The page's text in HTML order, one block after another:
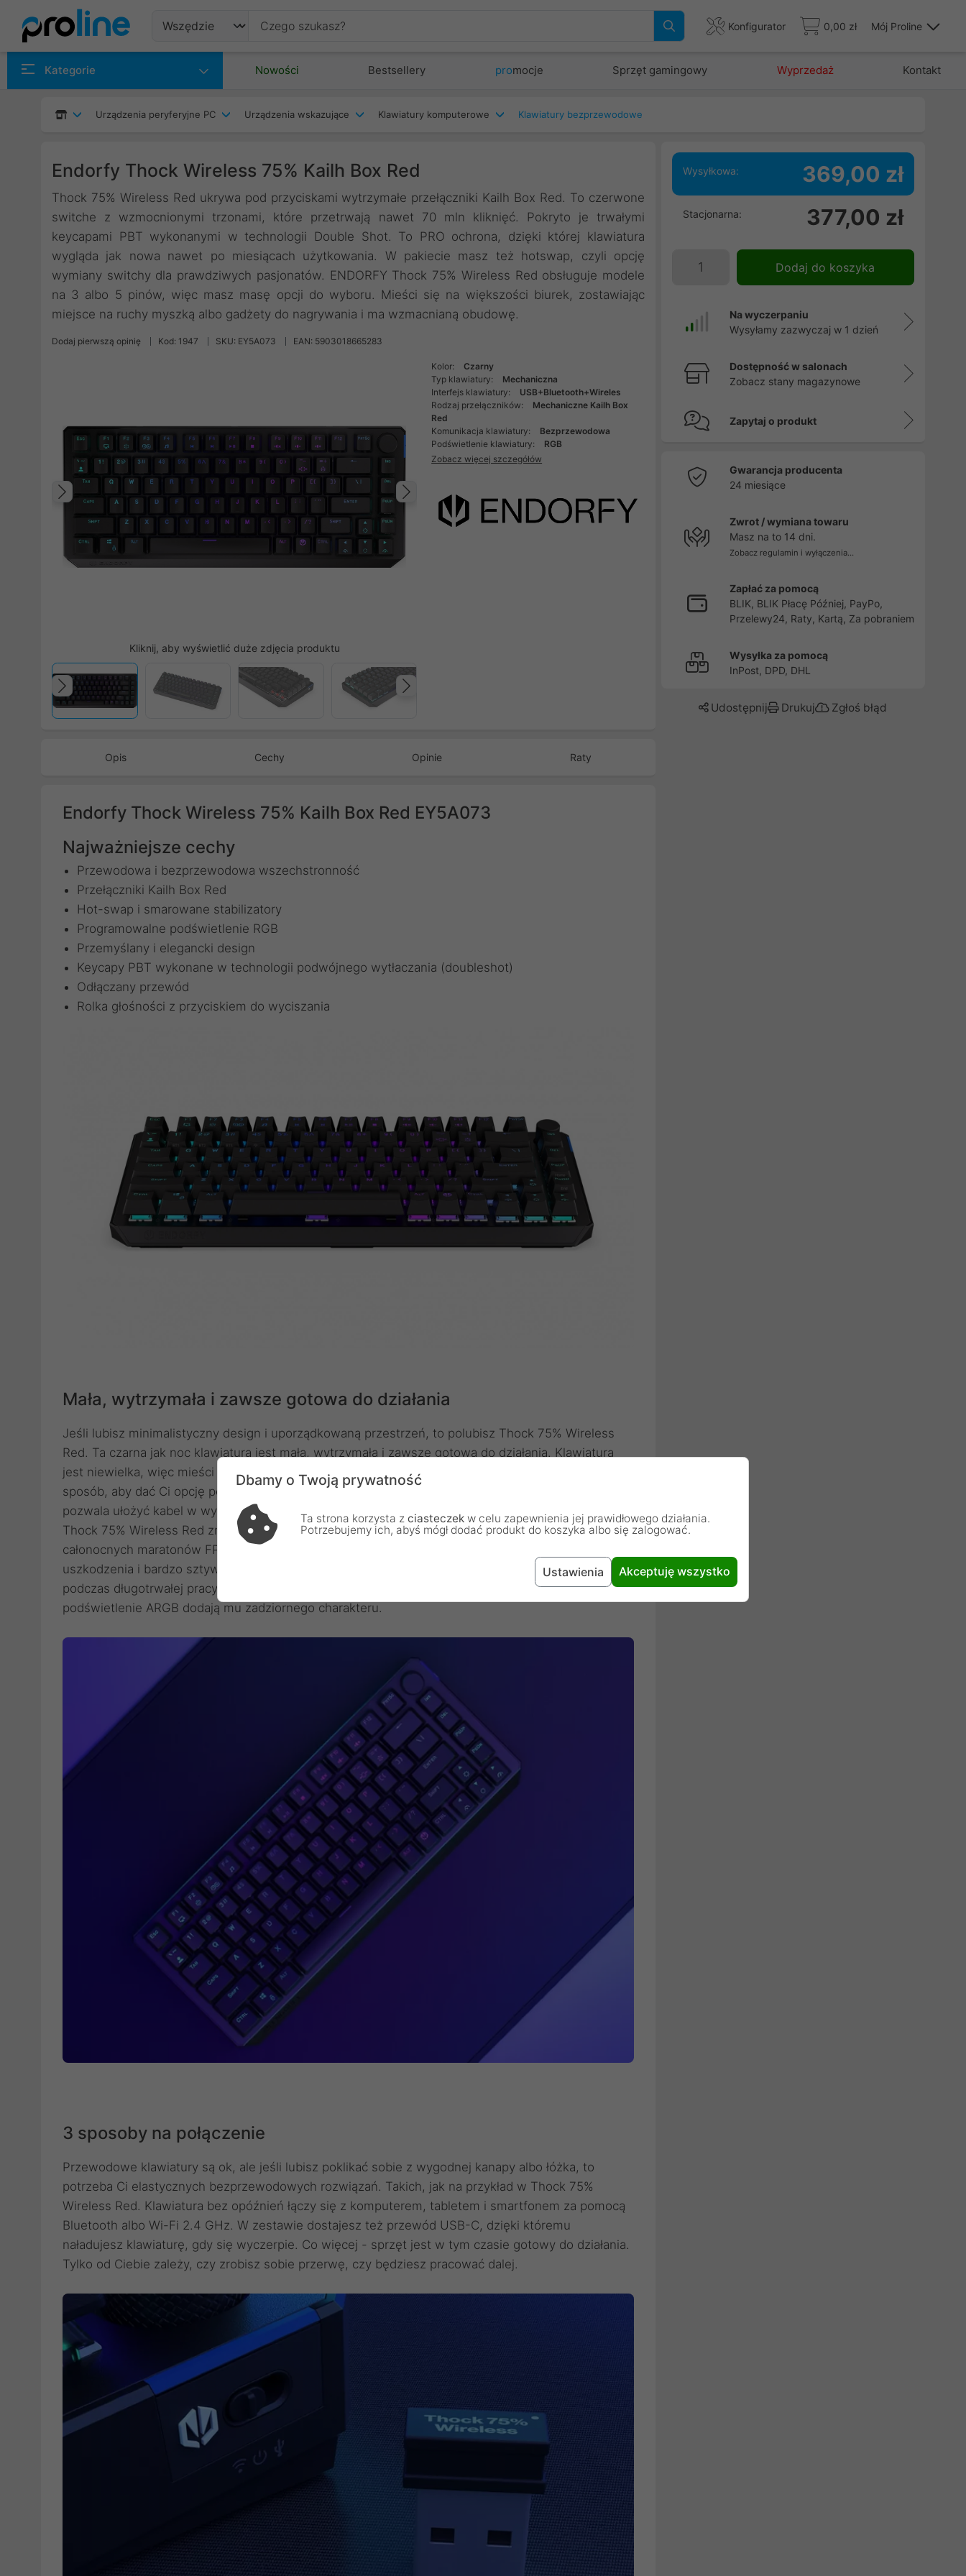
Konfigurator 0,00 zł Mój Proline
Kategorie Nowości Bestsellery promocje Sprzęt gamingowy Wyprzedaż Kontakt
Urządzenia peryferyjne PC Urządzenia wskazujące Klawiatury komputerowe Klawiatury bezprzewodowe
Endorfy Thock Wireless 75% Kailh Box Red
Thock 75% Wireless Red ukrywa pod przyciskami wytrzymałe przełączniki Kailh Box Red. To czerwone
switche z wzmocnionymi trzonami, które przetrwają nawet 70 mln kliknięć. Pokryto je trwałymi
keycapami PBT wykonanymi w technologii Double Shot. To PRO ochrona, dzięki której klawiatura
wygląda jak nowa nawet po miesiącach użytkowania. W pakiecie masz też hotswap, czyli opcję
wymiany switchy dla prawdziwych pasjonatów. ENDORFY Thock 75% Wireless Red obsługuje modele
na 3 albo 5 pinów, więc masz masę opcji do wyboru. Mieści się na większości biurek, zostawiając
miejsce na ruchy myszką albo gadżety do nagrywania i ma wzmacnianą obudowę.
Dodaj pierwszą opinię Kod: 1947 SKU: EY5A073 EAN: 5903018665283
Następny
Poprzedni
Kliknij, aby wyświetlić duże zdjęcia produktu
Poprzedni
Kolor:
Czarny
Typ klawiatury:
Mechaniczna
Interfejs klawiatury:
USB+Bluetooth+Wireles
Rodzaj przełączników:
Mechaniczne Kailh Box
Red
Komunikacja klawiatury:
Bezprzewodowa
Podświetlenie klawiatury:
RGB
Zobacz więcej szczegółów
Opis Cechy Opinie Raty
Endorfy Thock Wireless 75% Kailh Box Red EY5A073
Najważniejsze cechy
Przewodowa i bezprzewodowa wszechstronność
Przełączniki Kailh Box Red
Hot-swap i smarowane stabilizatory
Programowalne podświetlenie RGB
Przemyślany i elegancki design
Keycapy PBT wykonane w technologii podwójnego wytłaczania (doubleshot)
Odłączany przewód
Rolka głośności z przyciskiem do wyciszania
Mała, wytrzymała i zawsze gotowa do działania
Jeśli lubisz minimalistyczny design i uporządkowaną przestrzeń, to polubisz Thock 75% Wireless
Red. Ta czarna jak noc klawiatura jest mała, wytrzymała i zawsze gotowa do działania. Klawiatura
jest niewielka, więc mieści się nawet na małym blacie. Dla Twojej wygody zaprojektowano ją w taki
sposób, aby dać Ci opcję poprowadzenia przewodu w jednym z trzech kierunków. Każdy z nich
pozwala ułożyć kabel w wygodnej pozycji - na przykład bliżej przelotek albo przy krawędzi blatu.
Thock 75% Wireless Red zniesie naprawdę dużo - od dalekich podróży w plecaku aż do
całonocnych maratonów FPSów. Jego konstrukcja z aluminiowym topem jest po prostu odporna na
uszkodzenia i bardzo sztywna. Poza tym stabilnie trzyma się biurka i nie przesuwa się nawet
podczas długotrwałej pracy. Z wyglądem też u niego w porządku - wytłoczone na spodzie wzory i
podświetlenie ARGB dodają mu zadziornego charakteru.
3 sposoby na połączenie
Przewodowe klawiatury są ok, ale jeśli lubisz poklikać sobie z wygodnej kanapy albo łóżka, to
potrzeba Ci elastycznych bezprzewodowych rozwiązań. Takich, jak na przykład w Thock 75%
Wireless Red. Klawiatura bez opóźnień łączy się z komputerem, tabletem i smartfonem za pomocą
Bluetooth albo Wi-Fi 2.4 GHz. W zestawie dostajesz też przewód USB-C, dzięki któremu
naładujesz klawiaturę, gdy się wyczerpie. Co więcej - sprzęt jest w tym czasie gotowy do działania.
Tylko od Ciebie zależy, czy zrobisz sobie przerwę, czy będziesz pracować dalej.
Wysyłkowa: 369,00 zł
Stacjonarna: 377,00 zł
Dodaj do koszyka
Na wyczerpaniu
Wysyłamy zazwyczaj w 1 dzień
Dostępność w salonach
Zobacz stany magazynowe
Zapytaj o produkt
Gwarancja producenta
24 miesiące
Zwrot / wymiana towaru
Masz na to 14 dni.
Zobacz regulamin i wyłączenia...
Zapłać za pomocą
BLIK, BLIK Płacę Później, PayPo,
Przelewy24, Raty, Kartą, Za pobraniem
Wysyłka za pomocą
InPost, DPD, DHL
Udostępnij Drukuj Zgłoś błąd
Dbamy o Twoją prywatność
Ta strona korzysta z ciasteczek w celu zapewnienia jej prawidłowego działania.
Potrzebujemy ich, abyś mógł dodać produkt do koszyka albo się zalogować.
Ustawienia Akceptuję wszystko